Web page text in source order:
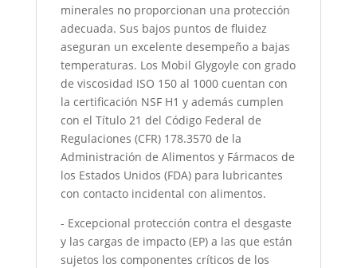
minerales no proporcionan una protección
adecuada. Sus bajos puntos de fluidez
aseguran un excelente desempeño a bajas
temperaturas. Los Mobil Glygoyle con grado
de viscosidad ISO 150 al 1000 cuentan con
la certificación NSF H1 y además cumplen
con el Título 21 del Código Federal de
Regulaciones (CFR) 178.3570 de la
Administración de Alimentos y Fármacos de
los Estados Unidos (FDA) para lubricantes
con contacto incidental con alimentos.
- Excepcional protección contra el desgaste
y las cargas de impacto (EP) a las que están
sujetos los componentes críticos de los